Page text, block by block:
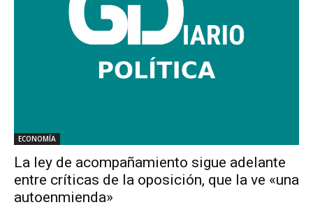
ECONOMÍA
La ley de acompañamiento sigue adelante
entre críticas de la oposición, que la ve «una
autoenmienda»